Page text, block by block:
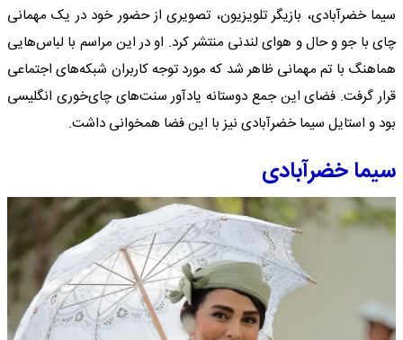
سیما خضرآبادی، بازیگر تلویزیون، تصویری از حضور خود در یک مهمانی
چای با جو و حال و هوای لندنی منتشر کرد. او در این مراسم با لباس‌هایی
هماهنگ با تم مهمانی ظاهر شد که مورد توجه کاربران شبکه‌های اجتماعی
قرار گرفت. فضای این جمع دوستانه یادآور سنت‌های چای‌خوری انگلیسی
بود و استایل سیما خضرآبادی نیز با این فضا همخوانی داشت.
سیما خضرآبادی